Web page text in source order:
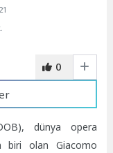
0
dünya opera
biri olan Giacomo